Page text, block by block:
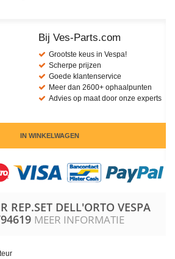
Bij Ves-Parts.com
Grootste keus in Vespa!
Scherpe prijzen
Goede klantenservice
Meer dan 2600+ ophaalpunten
Advies op maat door onze experts
IN WINKELWAGEN
REP.SET DELL'ORTO VESPA
MEER INFORMATIE